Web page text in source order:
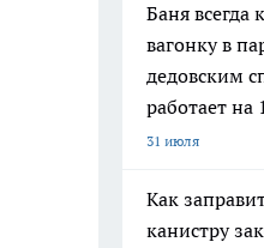
Баня
вагонку в
дедовским
работает на
31 июля
Как
канистру